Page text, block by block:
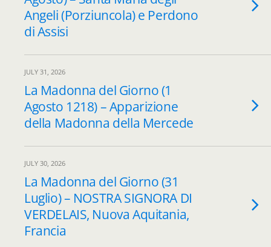
Angeli (Porziuncola) e Perdono
di Assisi
JULY 31, 2026
La Madonna del Giorno (1
Agosto 1218) – Apparizione
della Madonna della Mercede
JULY 30, 2026
La Madonna del Giorno (31
Luglio) – NOSTRA SIGNORA DI
VERDELAIS, Nuova Aquitania,
Francia